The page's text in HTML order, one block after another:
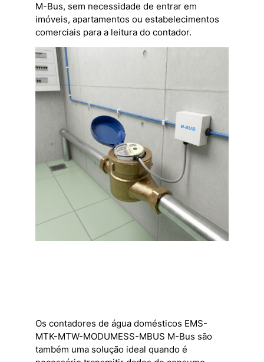
M-Bus, sem necessidade de entrar em
imóveis, apartamentos ou estabelecimentos
comerciais para a leitura do contador.
Os contadores de água domésticos EMS-
MTK-MTW-MODUMESS-MBUS M-Bus são
também uma solução ideal quando é